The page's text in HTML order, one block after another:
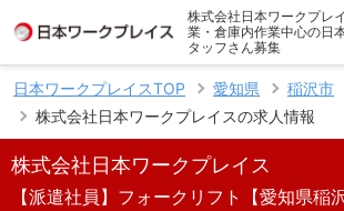
株式会社日本ワークプレ
業・倉庫内作業中心の日
タッフさん募集
日本ワークプレイスTOP 愛知県
稲沢市
株式会社日本ワークプレイスの求人情報
株式会社日本ワークプレイス
【派遣社員】フォークリフト【愛知県稲